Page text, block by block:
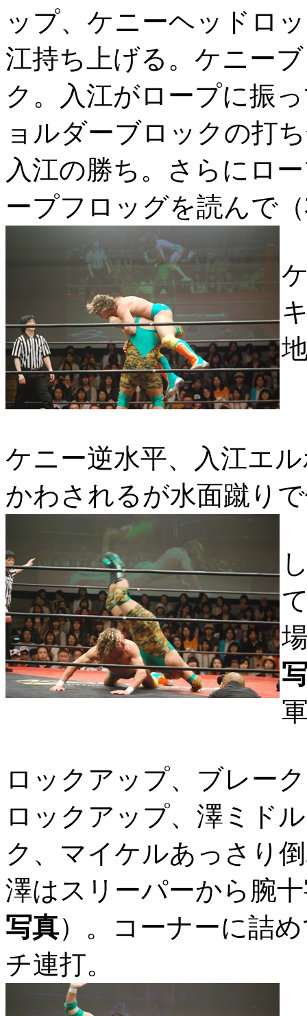
ップ、ケニーヘッドロ
江持ち上げる。ケニー
ク。入江がロープに振
ョルダーブロックの打
入江の勝ち。さらにロ
ープフロッグを読んで（
ケニー逆水平、入江エ
かわされるが水面蹴り
ロックアップ、ブレー
ロックアップ、澤ミド
ク、マイケルあっさり
澤はスリーパーから腕
写真）。コーナーに詰
チ連打。